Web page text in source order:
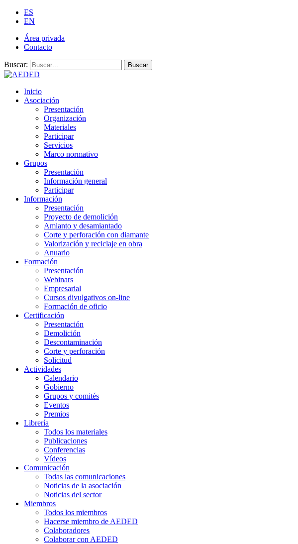
ES
EN
Área privada
Contacto
Buscar: Buscar
Inicio
Asociación
Presentación
Organización
Materiales
Participar
Servicios
Marco normativo
Grupos
Presentación
Información general
Participar
Información
Presentación
Proyecto de demolición
Amianto y desamiantado
Corte y perforación con diamante
Valorización y reciclaje en obra
Anuario
Formación
Presentación
Webinars
Empresarial
Cursos divulgativos on-line
Formación de oficio
Certificación
Presentación
Demolición
Descontaminación
Corte y perforación
Solicitud
Actividades
Calendario
Gobierno
Grupos y comités
Eventos
Premios
Librería
Todos los materiales
Publicaciones
Conferencias
Vídeos
Comunicación
Todas las comunicaciones
Noticias de la asociación
Noticias del sector
Miembros
Todos los miembros
Hacerse miembro de AEDED
Colaboradores
Colaborar con AEDED